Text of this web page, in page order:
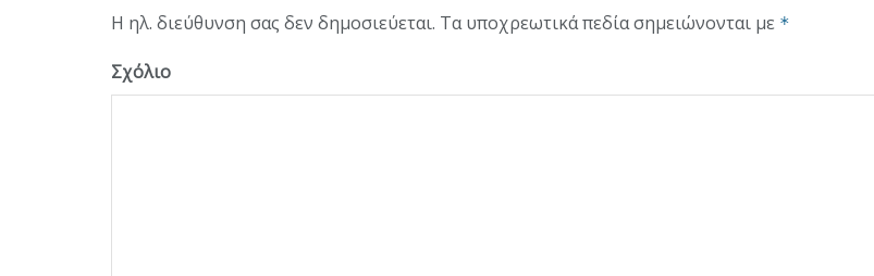
Η ηλ. διεύθυνση σας δεν δημοσιεύεται. Τα υποχρεωτικά πεδία σημειώνονται με *
Σχόλιο